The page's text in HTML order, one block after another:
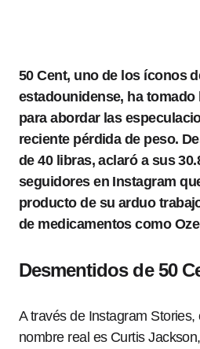
50 Cent, uno de los íconos
estadounidense, ha tomado
para abordar las
reciente pérdida de peso.
de 40 libras, aclaró a sus
seguidores en Instagram
producto de su arduo
de medicamentos como
Desmentidos de 50
A través de Instagram Stories,
nombre real es Curtis